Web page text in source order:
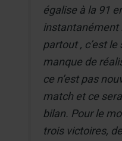
égalise à la 91
instantanément
partout , c’est
manque de
ce n’est pas
match et ce
bilan. Pour le
trois victoires,